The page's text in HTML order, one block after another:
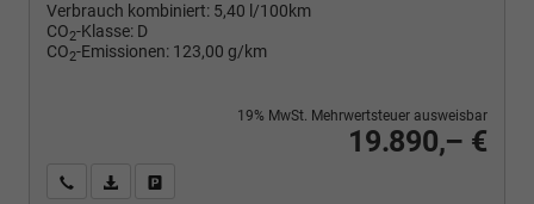
Verbrauch kombiniert: 5,40 l/100km
CO2-Klasse: D
CO2-Emissionen: 123,00 g/km
19.890,– €
19% MwSt. Mehrwertsteuer ausweisbar
Wir rufen Sie anPDF-Fahrzeugexposé drucken